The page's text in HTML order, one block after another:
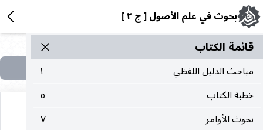
بحوث في علم الأصول [ ج ٢ ]
قائمة الکتاب
مباحث الدليل اللفظي
١
خطبة الكتاب
٥
بحوث الأوامر
٧